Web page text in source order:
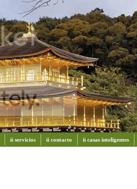
ii servicios ii contacto ii casas inteligentes